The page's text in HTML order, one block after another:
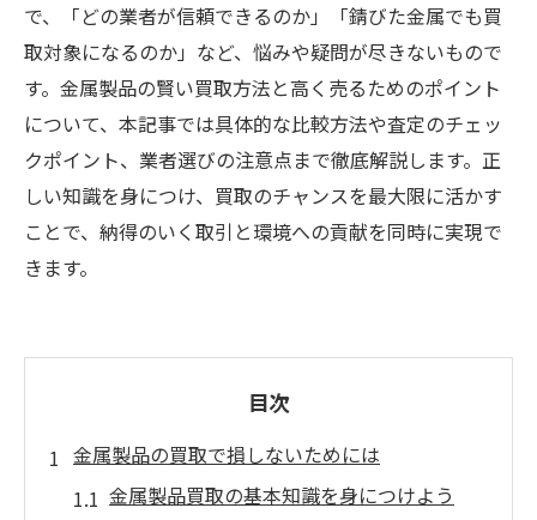
で、「どの業者が信頼できるのか」「錆びた金属でも買
取対象になるのか」など、悩みや疑問が尽きないもので
す。金属製品の賢い買取方法と高く売るためのポイント
について、本記事では具体的な比較方法や査定のチェッ
クポイント、業者選びの注意点まで徹底解説します。正
しい知識を身につけ、買取のチャンスを最大限に活かす
ことで、納得のいく取引と環境への貢献を同時に実現で
きます。
目次
金属製品の買取で損しないためには
金属製品買取の基本知識を身につけよう